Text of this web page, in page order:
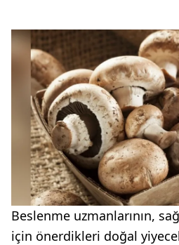
Beslenme uzmanlarının,
için önerdikleri doğal